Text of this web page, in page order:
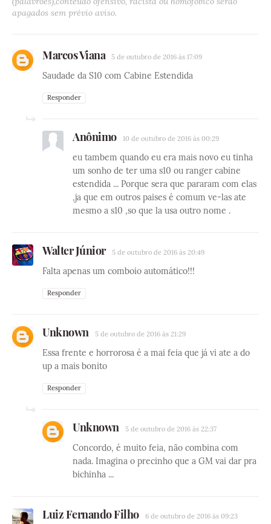
apagados sem prévio aviso.
Marcos Viana 5 de outubro de 2016 às 17:09
Saudade da S10 com Cabine Estendida
Responder
Anônimo 10 de outubro de 2016 às 00:29
eu tambem quando eu era mais novo eu tinha
um sonho de ter uma s10 ou ranger cabine
estendida ... Porque sera que pararam com elas
,ja que em outros paises é comum ve-las ate
mesmo a s10 ,so que la usa outro nome .
Walter Júnior 5 de outubro de 2016 às 20:49
Falta apenas um comboio automático!!!
Responder
Unknown 5 de outubro de 2016 às 21:29
Essa frente e horrorosa é a mai feia que já vi ate a do
up a mais bonito
Responder
Unknown 5 de outubro de 2016 às 22:37
Concordo, é muito feia, não combina com
nada. Imagina o precinho que a GM vai dar pra
bichinha ...
Luiz Fernando Filho 6 de outubro de 2016 às 09:23